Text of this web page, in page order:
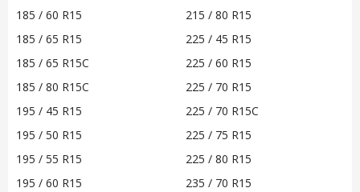
185 / 60 R15
185 / 65 R15
185 / 65 R15C
185 / 80 R15C
195 / 45 R15
195 / 50 R15
195 / 55 R15
195 / 60 R15
215 / 80 R15
225 / 45 R15
225 / 60 R15
225 / 70 R15
225 / 70 R15C
225 / 75 R15
225 / 80 R15
235 / 70 R15